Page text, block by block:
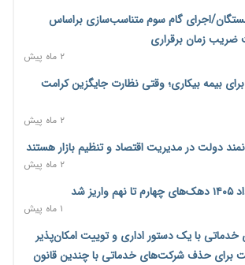
مالیاتی: بلاگرهای پردرآمد مشمول پرداخت
۲ روز پیش
پیش‌بینی افزایش تولید برنج؛ نیاز وارداتی کشور به ۵۰۰ هزار تن
۲ روز پیش
امضای تفاهم‌نامه تجاری ایران و پاکستان؛ هدف‌گذاری تجارت ۱۰
گمرکات برای تمدید ورود موقت کالا و خودرو تا
۲ روز پیش
اجرای گام سوم متناسب‌سازی براساس
۲ ماه پیش
بیمه بیکاری؛ وقتی نظارت جایگزین کرامت
۲ ماه پیش
دولت در مدیریت اقتصاد و تنظیم بازار هستند
۲ ماه پیش
شد
۱ ماه پیش
با یک دستور اداری و توییت امکان‌پذیر
حذف شرکت‌های خدماتی با چندین قانون